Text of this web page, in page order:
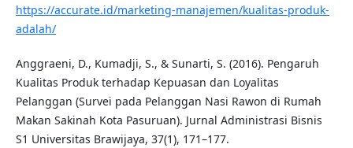
https://accurate.id/marketing-manajemen/kualitas-produk-
adalah/
Anggraeni, D., Kumadji, S., & Sunarti, S. (2016). Pengaruh
Kualitas Produk terhadap Kepuasan dan Loyalitas
Pelanggan (Survei pada Pelanggan Nasi Rawon di Rumah
Makan Sakinah Kota Pasuruan). Jurnal Administrasi Bisnis
S1 Universitas Brawijaya, 37(1), 171–177.